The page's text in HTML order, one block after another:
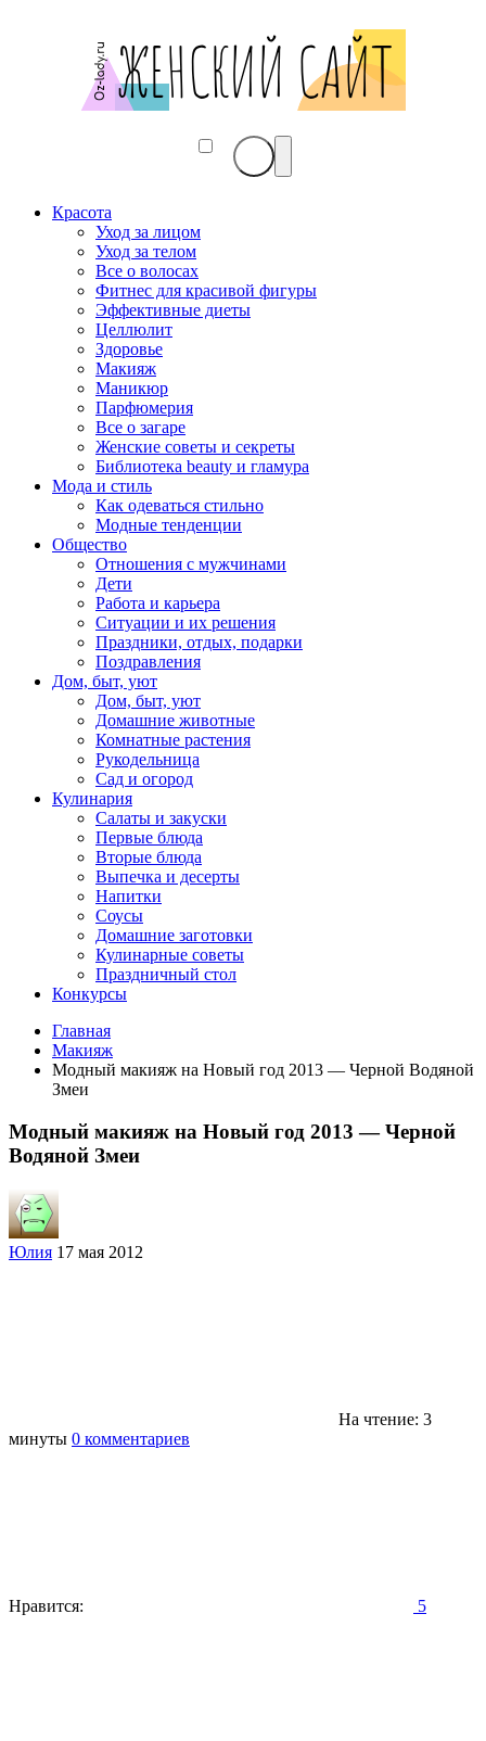
Красота
Уход за лицом
Уход за телом
Все о волосах
Фитнес для красивой фигуры
Эффективные диеты
Целлюлит
Здоровье
Макияж
Маникюр
Парфюмерия
Все о загаре
Женские советы и секреты
Библиотека beauty и гламура
Мода и стиль
Как одеваться стильно
Модные тенденции
Общество
Отношения с мужчинами
Дети
Работа и карьера
Ситуации и их решения
Праздники, отдых, подарки
Поздравления
Дом, быт, уют
Дом, быт, уют
Домашние животные
Комнатные растения
Рукодельница
Сад и огород
Кулинария
Салаты и закуски
Первые блюда
Вторые блюда
Выпечка и десерты
Напитки
Соусы
Домашние заготовки
Кулинарные советы
Праздничный стол
Конкурсы
Главная
Макияж
Модный макияж на Новый год 2013 — Черной Водяной
Змеи
Модный макияж на Новый год 2013 — Черной
Водяной Змеи
Юлия 17 мая 2012
На чтение: 3
минуты 0 комментариев
Нравится: 5